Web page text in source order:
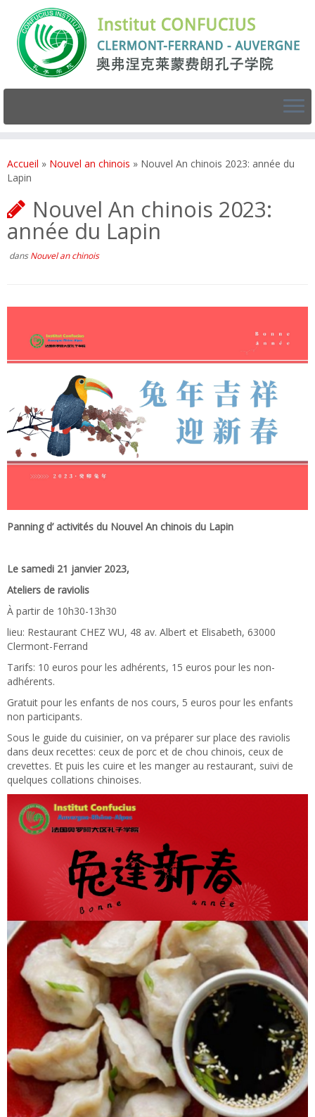
Accueil » Nouvel an chinois » Nouvel An chinois 2023: année du
Lapin
Nouvel An chinois 2023:
année du Lapin
dansNouvel an chinois
Panning d’ activités du Nouvel An chinois du Lapin
Le samedi 21 janvier2023,
Ateliers de raviolis
À partir de 10h30-13h30
lieu: Restaurant CHEZ WU, 48 av. Albert et Elisabeth, 63000
Clermont-Ferrand
Tarifs: 10 euros pour les adhérents, 15 euros pour les non-
adhérents.
Gratuit pour les enfants de nos cours, 5 euros pour les enfants
non participants.
Sous le guide du cuisinier, on va préparer sur place des raviolis
dans deux recettes: ceux de porc et de chou chinois, ceux de
crevettes. Et puis les cuire et les manger au restaurant, suivi de
quelques collations chinoises.